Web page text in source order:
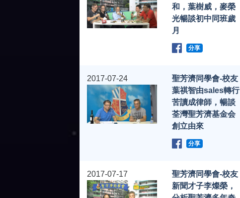
和，葉樹威，麥榮
光暢談初中同班歲
月
分享
2017-07-24
聖芳濟同學會-校友
葉祺智由sales轉行
苦讀成律師，暢談
荃灣聖芳濟基金会
創立由來
分享
2017-07-17
聖芳濟同學會-校友
新聞才子李燦榮，